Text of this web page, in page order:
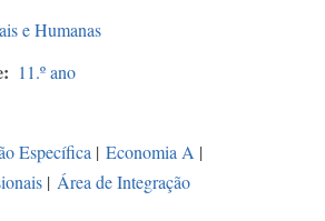
e Humanas
11.º ano
Específica | Economia A |
| Área de Integração